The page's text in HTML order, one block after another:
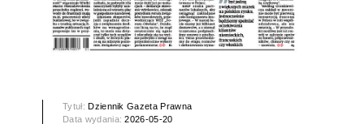
Tytuł:Dziennik Gazeta Prawna
Data wydania:2026-05-20